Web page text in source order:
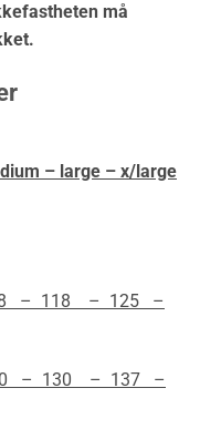
må
– large – x/large
– 125 –
– 130 – 137 –